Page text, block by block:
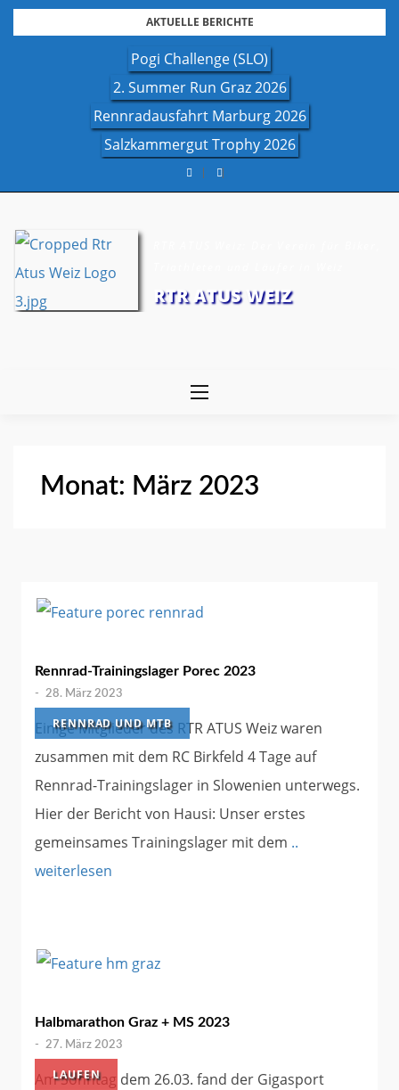
Skip
AKTUELLE BERICHTE
Pogi Challenge (SLO)
2. Summer Run Graz 2026
Rennradausfahrt Marburg 2026
Salzkammergut Trophy 2026
RTR ATUS WEIZ
Monat: März 2023
RENNRAD UND MTB
Rennrad-Trainingslager Porec 2023
- 28. März 2023
Einige Mitglieder des RTR ATUS Weiz waren
zusammen mit dem RC Birkfeld 4 Tage auf
Rennrad-Trainingslager in Slowenien unterwegs.
Hier der Bericht von Hausi: Unser erstes
gemeinsames Trainingslager mit dem ..
weiterlesen
LAUFEN
Halbmarathon Graz + MS 2023
- 27. März 2023
Am Sonntag dem 26.03. fand der Gigasport